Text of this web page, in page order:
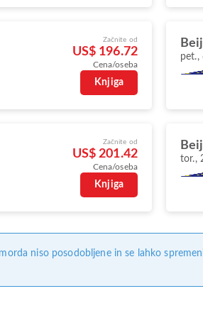
Začnite od
US$ 196.72
Cena/oseba
Knjiga
pet.,
Začnite od
US$ 201.42
Cena/oseba
Knjiga
tor.,
niso posodobljene in se lahko